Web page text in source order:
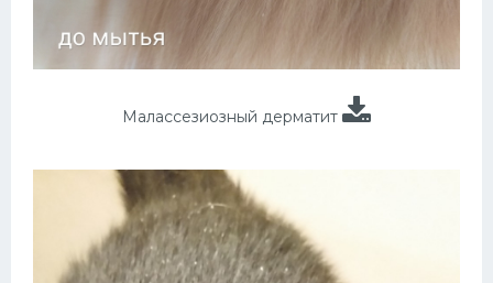
Малассезиозный дерматит